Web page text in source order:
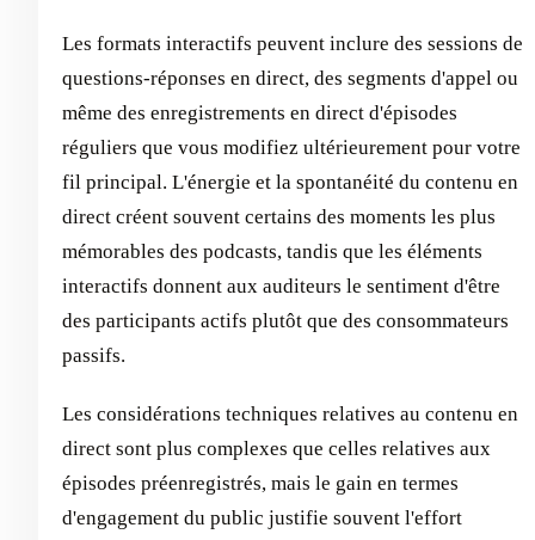
Les formats interactifs peuvent inclure des sessions de
questions-réponses en direct, des segments d'appel ou
même des enregistrements en direct d'épisodes
réguliers que vous modifiez ultérieurement pour votre
fil principal. L'énergie et la spontanéité du contenu en
direct créent souvent certains des moments les plus
mémorables des podcasts, tandis que les éléments
interactifs donnent aux auditeurs le sentiment d'être
des participants actifs plutôt que des consommateurs
passifs.
Les considérations techniques relatives au contenu en
direct sont plus complexes que celles relatives aux
épisodes préenregistrés, mais le gain en termes
d'engagement du public justifie souvent l'effort